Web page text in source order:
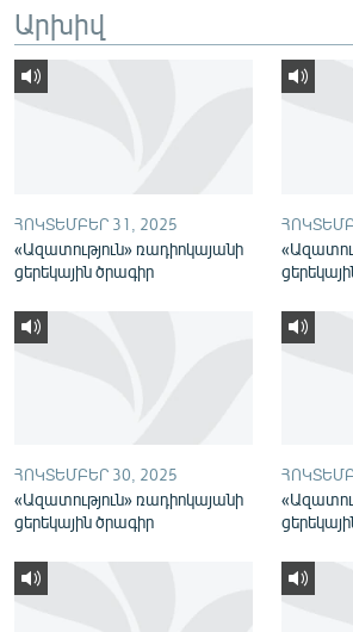
ՓՈԴՔԱՍԹ
Հայերեն
ՀԵՏԵՎԵՔ ՄԵԶ
Արխիվ
ՀՈԿՏԵՄԲԵՐ 31, 2025
«Ազատություն» ռադիոկայանի
ցերեկային ծրագիր
ՀՈԿՏԵՄԲԵՐ 30, 2025
«Ազատություն» ռադիոկայանի
ցերեկային ծրագիր